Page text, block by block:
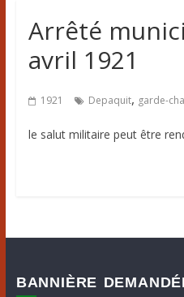
Arrêté
avril 1921
1921 Depaquit, garde-
le salut militaire peut être
BANNIÈRE